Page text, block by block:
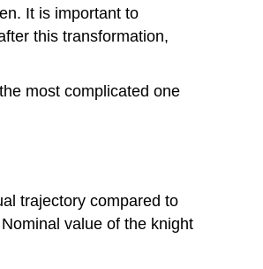
It is important to
this transformation,
most complicated one
trajectory compared to
value of the knight